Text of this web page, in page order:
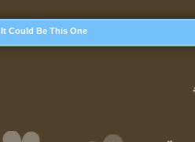
It Could Be This One